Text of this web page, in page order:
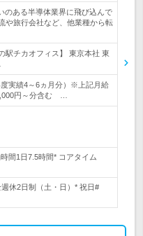
のある半導体業界に飛び込んで
や旅行会社など、他業種から転
駅チカオフィス】 東京本社 東
実績4～6ヵ月分）※上記月給
円～分含む …
間1日7.5時間* コアタイム
休2日制（土・日）* 祝日#